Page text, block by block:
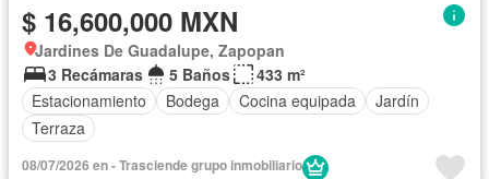
$ 16,600,000 MXN
Jardines De Guadalupe, Zapopan
3 Recámaras
5 Baños
433 m²
Estacionamiento
Bodega Cocina equipada
Jardín
Terraza
08/07/2026 en - Trasciende grupo inmobiliario